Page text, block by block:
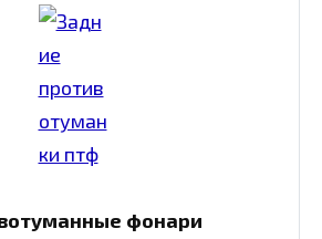
фонари